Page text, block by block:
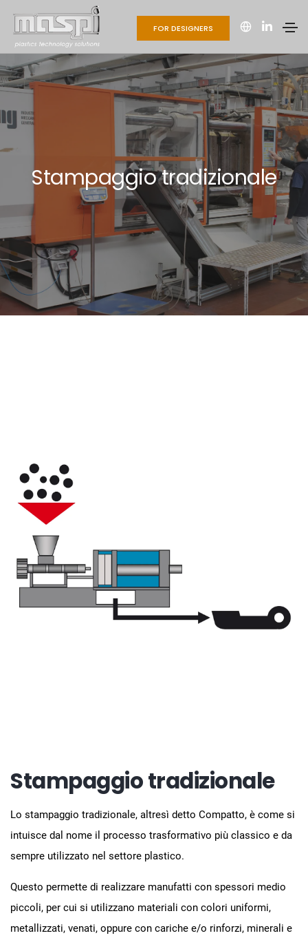
FOR DESIGNERS
Stampaggio tradizionale
Stampaggio tradizionale
Lo stampaggio tradizionale, altresì detto Compatto, è come si
intuisce dal nome il processo trasformativo più classico e da
sempre utilizzato nel settore plastico.
Questo permette di realizzare manufatti con spessori medio
piccoli, per cui si utilizzano materiali con colori uniformi,
metallizzati, venati, oppure con cariche e/o rinforzi, minerali e